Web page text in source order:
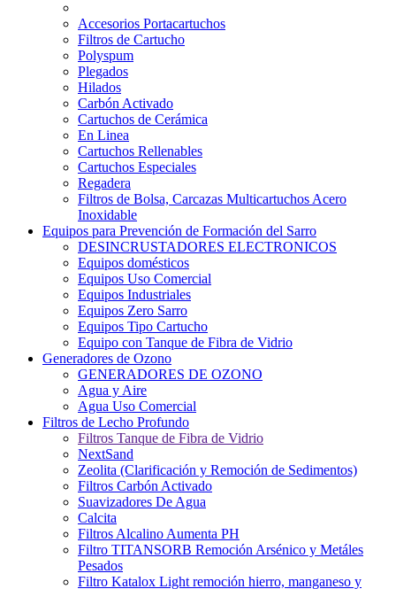
Accesorios Portacartuchos
Filtros de Cartucho
Polyspum
Plegados
Hilados
Carbón Activado
Cartuchos de Cerámica
En Linea
Cartuchos Rellenables
Cartuchos Especiales
Regadera
Filtros de Bolsa, Carcazas Multicartuchos Acero
Inoxidable
Equipos para Prevención de Formación del Sarro
DESINCRUSTADORES ELECTRONICOS
Equipos domésticos
Equipos Uso Comercial
Equipos Industriales
Equipos Zero Sarro
Equipos Tipo Cartucho
Equipo con Tanque de Fibra de Vidrio
Generadores de Ozono
GENERADORES DE OZONO
Agua y Aire
Agua Uso Comercial
Filtros de Lecho Profundo
Filtros Tanque de Fibra de Vidrio
NextSand
Zeolita (Clarificación y Remoción de Sedimentos)
Filtros Carbón Activado
Suavizadores De Agua
Calcita
Filtros Alcalino Aumenta PH
Filtro TITANSORB Remoción Arsénico y Metáles
Pesados
Filtro Katalox Light remoción hierro, manganeso y